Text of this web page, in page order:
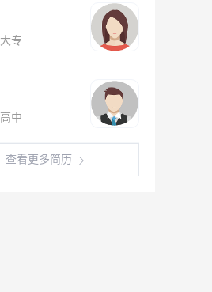
大专
高中
查看更多简历